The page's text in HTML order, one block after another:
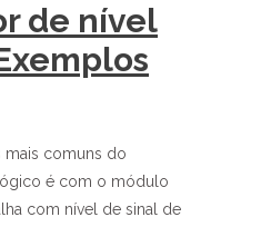
de nível
mais comuns do
é com o módulo
com nível de sinal de